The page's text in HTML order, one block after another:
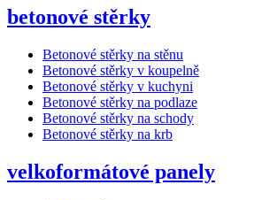
betonové stěrky
Betonové stěrky na stěnu
Betonové stěrky v koupelně
Betonové stěrky v kuchyni
Betonové stěrky na podlaze
Betonové stěrky na schody
Betonové stěrky na krb
velkoformátové panely